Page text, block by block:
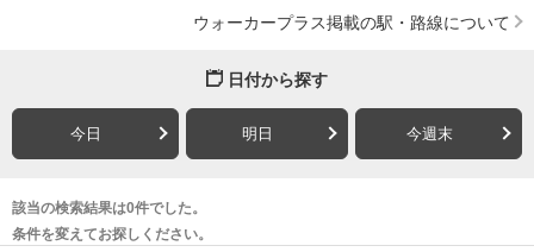
ウォーカープラス掲載の駅・路線について
日付から探す
今日 明日 今週末
該当の検索結果は0件でした。
条件を変えてお探しください。